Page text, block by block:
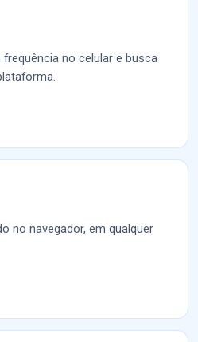
no celular e busca
no navegador, em qualquer